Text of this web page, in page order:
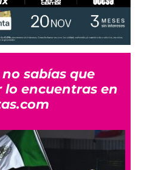
sabías que
lo encuentras en